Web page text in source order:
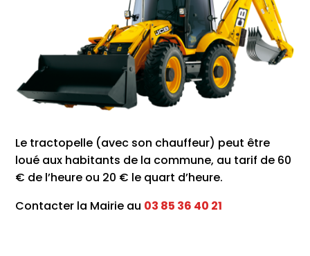
Le tractopelle (avec son chauffeur) peut être
loué aux habitants de la commune, au tarif de 60
€ de l’heure ou 20 € le quart d’heure.
Contacter la Mairie au 03 85 36 40 21